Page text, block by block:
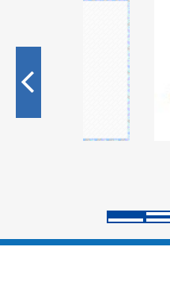
1
枚
目
の
ラ
イ